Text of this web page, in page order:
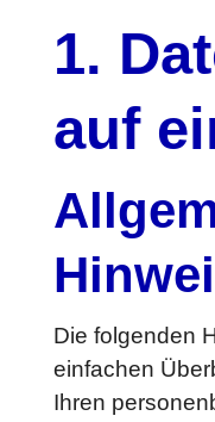
1.
auf
Die folgenden
einfachen
Ihren